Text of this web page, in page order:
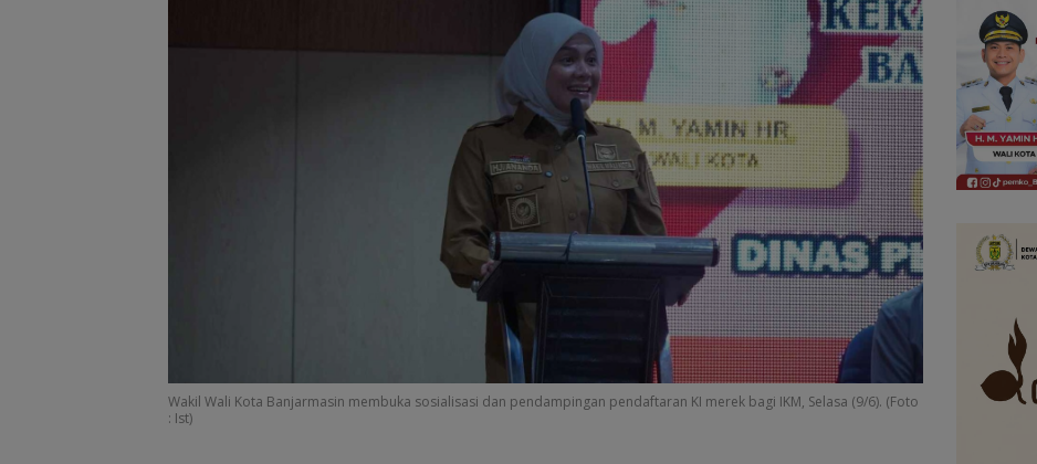
Wakil Wali Kota Banjarmasin membuka sosialisasi dan pendampingan pendaftaran KI merek bagi IKM, Selasa (9/6). (Foto
: Ist)